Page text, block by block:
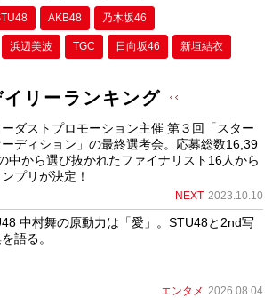
AKB48 乃木坂46
浜辺美波 TGC 日向坂46 新垣結衣
イリーランキング
ーダストプロモーション主催 第３回「スター
ディション」の最終選考会。応募総数16,39
中から選び抜かれたファイナリスト16人から
プリが決定！
NEXT 2023.10.10
中村舞の原動力は「愛」。STU48と2nd写
語る。
エンタメ 2026.08.04